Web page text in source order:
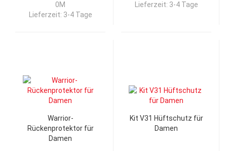
0M
Lieferzeit: 3-4 Tage
Lieferzeit: 3-4 Tage
Warrior-
Rückenprotektor für
Damen
Kit V31 Hüftschutz für
Damen